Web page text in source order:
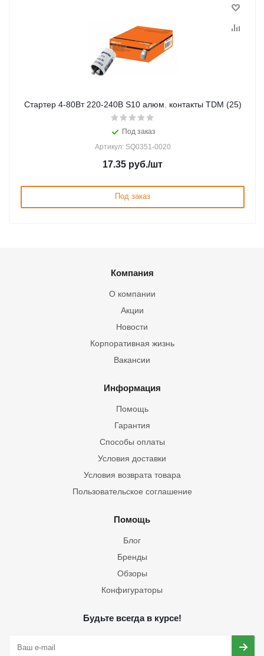
Стартер 4-80Вт 220-240В S10 алюм. контакты TDM (25)
Под заказ
Артикул: SQ0351-0020
17.35 руб./шт
Под заказ
Компания
О компании
Акции
Новости
Корпоративная жизнь
Вакансии
Информация
Помощь
Гарантия
Способы оплаты
Условия доставки
Условия возврата товара
Пользовательское соглашение
Помощь
Блог
Бренды
Обзоры
Конфигураторы
Будьте всегда в курсе!